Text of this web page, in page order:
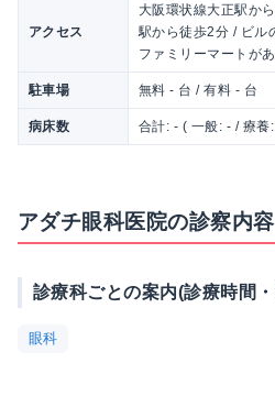
アクセス
大阪環状線大正駅か
駅から徒歩2分 / ビル
ファミリーマートがあ
駐車場 無料 - 台 / 有料 - 台
病床数 合計: - ( 一般: - / 療
アダチ眼科医院の診察内容
診療科ごとの案内(診療時間
眼科